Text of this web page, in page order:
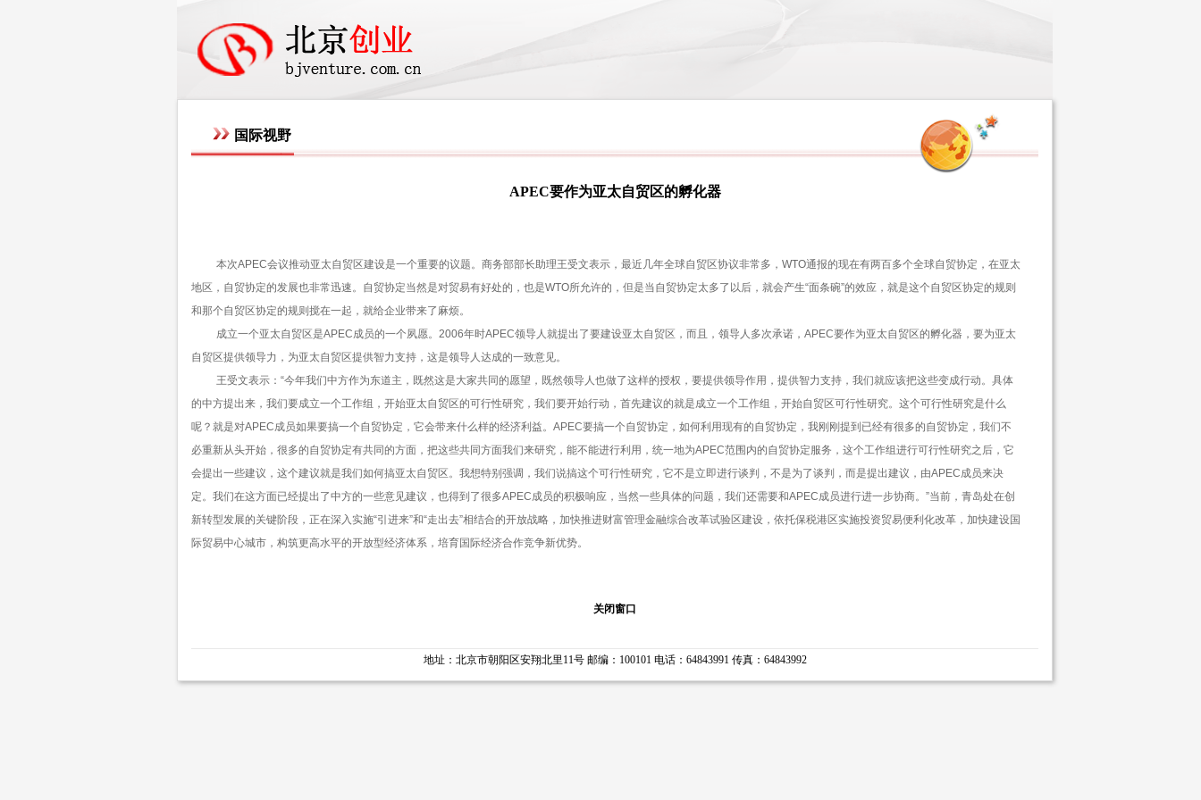
国际视野
APEC要作为亚太自贸区的孵化器
本次APEC会议推动亚太自贸区建设是一个重要的议题。商务部部长助理王受文表示，最近几年全球自贸区协议非常多， WTO通报的现在有两百多个全球自贸协定，在亚太
地区，自贸协定的发展也非常迅速。自贸协定当然是对贸易有好处的，也是WTO所允许的，但是当自贸协定太多了以后，就会产生“面条碗”的效应，就是这个自贸区协定的规则
和那个自贸区协定的规则搅在一起，就给企业带来了麻烦。
成立一个亚太自贸区是APEC成员的一个夙愿。 2006年时APEC领导人就提出了要建设亚太自贸区，而且，领导人多次承诺， APEC要作为亚太自贸区的孵化器，要为亚太
自贸区提供领导力，为亚太自贸区提供智力支持，这是领导人达成的一致意见。
王受文表示： “今年我们中方作为东道主，既然这是大家共同的愿望，既然领导人也做了这样的授权，要提供领导作用，提供智力支持，我们就应该把这些变成行动。具体
的中方提出来，我们要成立一个工作组，开始亚太自贸区的可行性研究，我们要开始行动，首先建议的就是成立一个工作组，开始自贸区可行性研究。这个可行性研究是什么
呢？就是对APEC成员如果要搞一个自贸协定，它会带来什么样的经济利益。 APEC要搞一个自贸协定，如何利用现有的自贸协定，我刚刚提到已经有很多的自贸协定，我们不
必重新从头开始，很多的自贸协定有共同的方面，把这些共同方面我们来研究，能不能进行利用，统一地为APEC范围内的自贸协定服务，这个工作组进行可行性研究之后，它
会提出一些建议，这个建议就是我们如何搞亚太自贸区。我想特别强调，我们说搞这个可行性研究，它不是立即进行谈判，不是为了谈判，而是提出建议，由APEC成员来决
定。我们在这方面已经提出了中方的一些意见建议，也得到了很多APEC成员的积极响应，当然一些具体的问题，我们还需要和APEC成员进行进一步协商。 ”当前，青岛处在创
新转型发展的关键阶段，正在深入实施“引进来”和“走出去”相结合的开放战略，加快推进财富管理金融综合改革试验区建设，依托保税港区实施投资贸易便利化改革，加快建设国
际贸易中心城市，构筑更高水平的开放型经济体系，培育国际经济合作竞争新优势。
关闭窗口
地址：北京市朝阳区安翔北里11号 邮编：100101 电话：64843991 传真：64843992